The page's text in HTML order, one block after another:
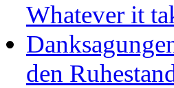
Whatever it
den